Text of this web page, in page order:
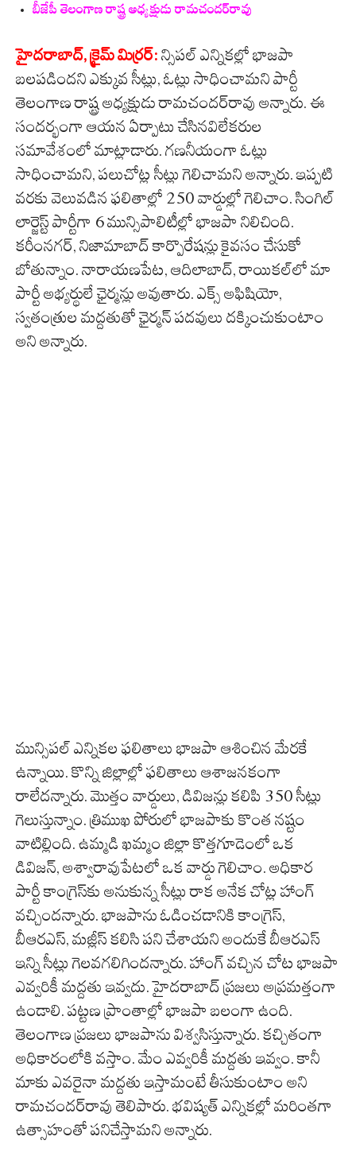
బీజేపీ తెలంగాణ రాష్ట్ర అధ్యక్షుడు రామచందర్‌రావు
హైదరాబాద్, క్రైమ్ మిర్రర్: న్సిపల్ ఎన్నికల్లో భాజపా
బలపడిందని ఎక్కువ సీట్లు, ఓట్లు సాధించామని పార్టీ
తెలంగాణ రాష్ట్ర అధ్యక్షుడు రామచందర్‌రావు అన్నారు. ఈ
సందర్భంగా ఆయన ఏర్పాటు చేసినవిలేకరుల
సమావేశంలో మాట్లాడారు. గణనీయంగా ఓట్లు
సాధించామని, పలుచోట్ల సీట్లు గెలిచామని అన్నారు. ఇప్పటి
వరకు వెలువడిన ఫలితాల్లో 250 వార్డుల్లో గెలిచాం. సింగిల్
లార్జెస్ట్ పార్టీగా 6 మున్సిపాలిటీల్లో భాజపా నిలిచింది.
కరీంనగర్, నిజామాబాద్ కార్పొరేషన్లు కైవసం చేసుకో
బోతున్నాం. నారాయణపేట, ఆదిలాబాద్, రాయికల్‌లో మా
పార్టీ అభ్యర్థులే ఛైర్మన్లు అవుతారు. ఎక్స్ అఫిషియో,
స్వతంత్రుల మద్దతుతో ఛైర్మన్ పదవులు దక్కించుకుంటాం
అని అన్నారు.
మున్సిపల్ ఎన్నికల ఫలితాలు భాజపా ఆశించిన మేరకే
ఉన్నాయి. కొన్ని జిల్లాల్లో ఫలితాలు ఆశాజనకంగా
రాలేదన్నారు. మొత్తం వార్డులు, డివిజన్లు కలిపి 350 సీట్లు
గెలుస్తున్నాం. త్రిముఖ పోరులో భాజపాకు కొంత నష్టం
వాటిల్లింది. ఉమ్మడి ఖమ్మం జిల్లా కొత్తగూడెంలో ఒక
డివిజన్, అశ్వారావుపేటలో ఒక వార్డు గెలిచాం. అధికార
పార్టీ కాంగ్రెస్‌కు అనుకున్న సీట్లు రాక అనేక చోట్ల హాంగ్
వచ్చిందన్నారు. భాజపాను ఓడించడానికి కాంగ్రెస్,
బీఆరఎస్, మజ్లీస్ కలిసి పని చేశాయని అందుకే బీఆరఎస్
ఇన్ని సీట్లు గెలవగలిగిందన్నారు. హాంగ్ వచ్చిన చోట భాజపా
ఎవ్వరికీ మద్దతు ఇవ్వదు. హైదరాబాద్ ప్రజలు అప్రమత్తంగా
ఉండాలి. పట్టణ ప్రాంతాల్లో భాజపా బలంగా ఉంది.
తెలంగాణ ప్రజలు భాజపాను విశ్వసిస్తున్నారు. కచ్చితంగా
అధికారంలోకి వస్తాం. మేం ఎవ్వరికీ మద్దతు ఇవ్వం. కానీ
మాకు ఎవరైనా మద్దతు ఇస్తామంటే తీసుకుంటాం అని
రామచందర్‌రావు తెలిపారు. భవిష్యత్ ఎన్నికల్లో మరింతగా
ఉత్సాహంతో పనిచేస్తామని అన్నారు.